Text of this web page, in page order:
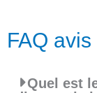
FAQ
Quel est